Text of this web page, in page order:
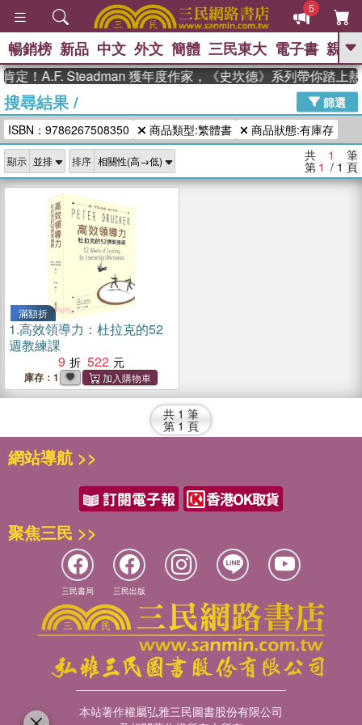
5
GO
高希均教授回憶錄
、 The Odyssey 、 父親節 、 如果歷
史是一群喵 、 暑期推薦 、 國際布克
獎 臺灣漫遊錄 、 方念華 、 台灣的李
登輝時代
數學女孩：黎曼猜想 、
偉大的迷走神經
暢銷榜 新品 中文 外文 簡體 三民東大 電子書 親子
定！A.F. Steadman 獲年度作家，《史坎德》系列帶你踏上熱
搜尋結果/
篩選
ISBN：9786267508350
商品類型:繁體書 商品狀態:有庫存
顯示 排序 共 1 筆
第 1 / 1 頁
滿額折
1.高效領導力：杜拉克的52
週教練課
9
522
庫存：1
共 1 筆
第 1 頁
網站導航 >>
聚焦三民 >>
三民書局 三民出版
本站著作權屬弘雅三民圖書股份有限公司